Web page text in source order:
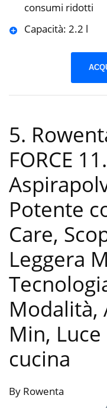
consumi ridotti
Capacità: 2.2 l
5.
FORCE
Potente
Care,
Leggera
Modalità,
Min, Luce
cucina
By Rowenta